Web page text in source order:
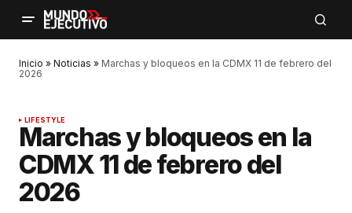
Inicio » Noticias » Marchas y bloqueos en la CDMX 11 de febrero del
2026
LIFESTYLE
Marchas y bloqueos en la
CDMX 11 de febrero del
2026